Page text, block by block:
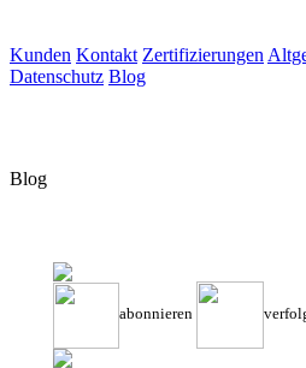
Kunden Kontakt Zertifizierungen
Datenschutz Blog
Blog
abonnieren